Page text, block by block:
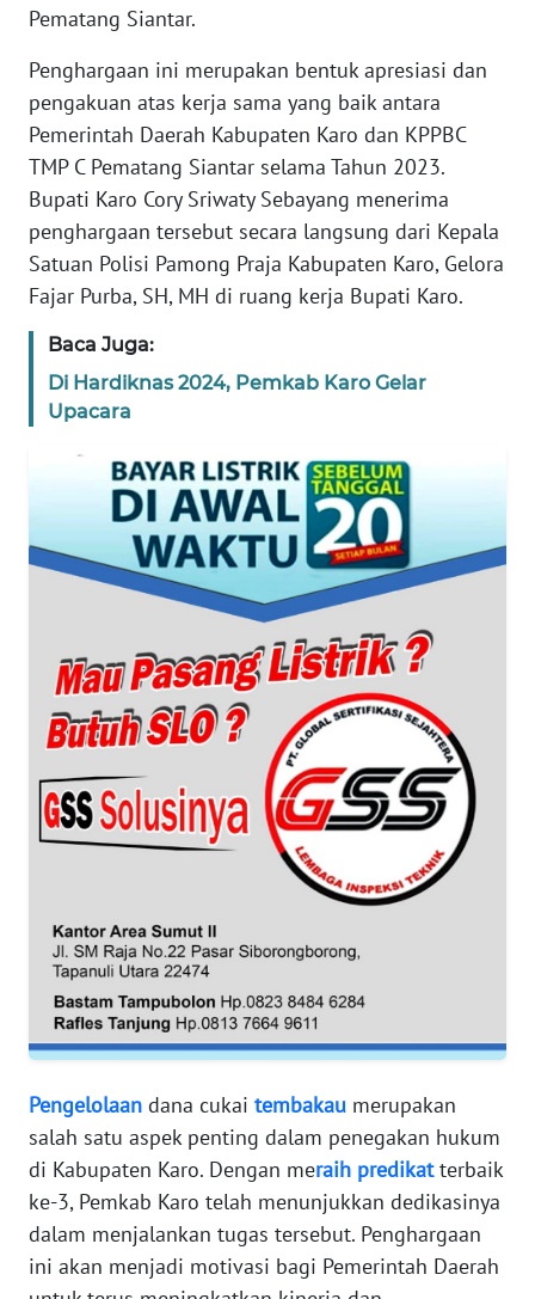
Pematang Siantar.
Penghargaan ini merupakan bentuk apresiasi dan
pengakuan atas kerja sama yang baik antara
Pemerintah Daerah Kabupaten Karo dan KPPBC
TMP C Pematang Siantar selama Tahun 2023.
Bupati Karo Cory Sriwaty Sebayang menerima
penghargaan tersebut secara langsung dari Kepala
Satuan Polisi Pamong Praja Kabupaten Karo, Gelora
Fajar Purba, SH, MH di ruang kerja Bupati Karo.
Baca Juga:
Di Hardiknas 2024, Pemkab Karo Gelar
Upacara
Pengelolaan dana cukai tembakau merupakan
salah satu aspek penting dalam penegakan hukum
di Kabupaten Karo. Dengan meraih predikatterbaik
ke-3, Pemkab Karo telah menunjukkan dedikasinya
dalam menjalankan tugas tersebut. Penghargaan
ini akan menjadi motivasi bagi Pemerintah Daerah
WN
WN
JAKARTA
WN
JABAR
BANTEN
WN
NTT
WN
WN
PAPUA
PAPUA
BARAT
WN
RIAU
WN
WN
JAMBI
WN
SULTRA
WN
NTB
WN
SULTENG
WN